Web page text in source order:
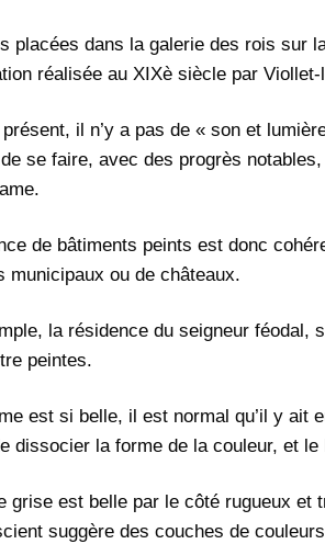
placées dans la galerie des rois sur
réalisée au XIXè siècle par Viollet-
présent, il n’y a pas de « son et
se faire, avec des progrès
de bâtiments peints est donc
municipaux ou de châteaux.
la résidence du seigneur féodal,
peintes.
est si belle, il est normal qu’il y ait
dissocier la forme de la couleur, et
grise est belle par le côté rugueux
suggère des couches de